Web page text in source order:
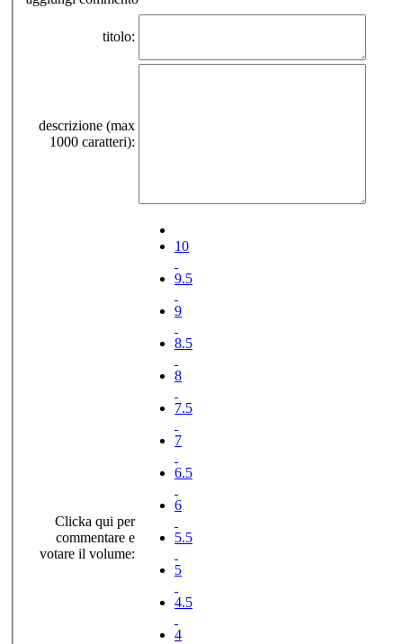
titolo:
descrizione (max
1000 caratteri):
Clicka qui per
commentare e
votare il volume:
10
9.5
9
8.5
8
7.5
7
6.5
6
5.5
5
4.5
4